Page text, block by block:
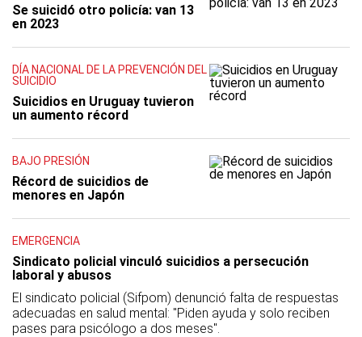
Se suicidó otro policía: van 13
en 2023
DÍA NACIONAL DE LA PREVENCIÓN DEL
SUICIDIO
Suicidios en Uruguay tuvieron
un aumento récord
BAJO PRESIÓN
Récord de suicidios de
menores en Japón
EMERGENCIA
Sindicato policial vinculó suicidios a persecución
laboral y abusos
El sindicato policial (Sifpom) denunció falta de respuestas
adecuadas en salud mental: "Piden ayuda y solo reciben
pases para psicólogo a dos meses".